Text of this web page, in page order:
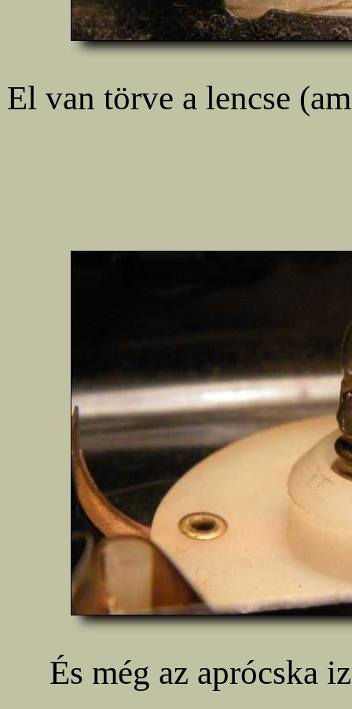
El van törve a lencse
És még az aprócska